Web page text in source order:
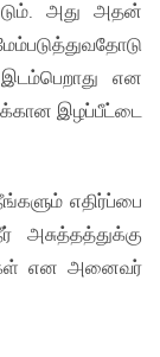
அது அதன்
என
இழப்பீட்டை
எதிர்ப்பை
அசுத்தத்துக்கு
என அனைவர்